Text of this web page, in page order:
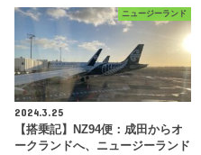
ニュージーランド
2024.3.25
【搭乗記】NZ94便：成田からオ
ークランドへ、ニュージーランド